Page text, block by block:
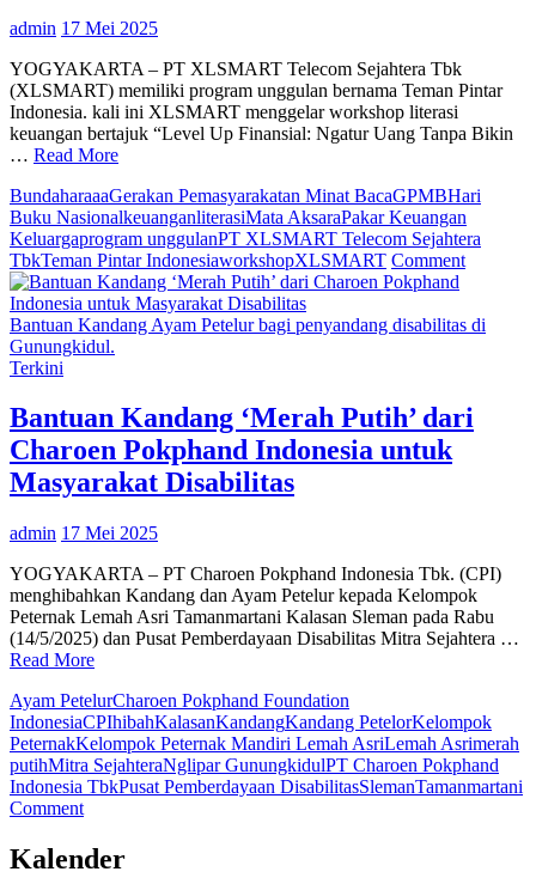
admin 17 Mei 2025
YOGYAKARTA – PT XLSMART Telecom Sejahtera Tbk
(XLSMART) memiliki program unggulan bernama Teman Pintar
Indonesia. kali ini XLSMART menggelar workshop literasi
keuangan bertajuk “Level Up Finansial: Ngatur Uang Tanpa Bikin
… Read More
BundaharaaaGerakan Pemasyarakatan Minat BacaGPMBHari
Buku NasionalkeuanganliterasiMata AksaraPakar Keuangan
Keluargaprogram unggulanPT XLSMART Telecom Sejahtera
TbkTeman Pintar IndonesiaworkshopXLSMART Commenton
Buku
Literasi
Bantuan Kandang Ayam Petelur bagi penyandang disabilitas di
Gunungkidul.
Terkini
Bantuan Kandang ‘Merah Putih’ dari
Charoen Pokphand Indonesia untuk
Masyarakat Disabilitas
admin 17 Mei 2025
YOGYAKARTA – PT Charoen Pokphand Indonesia Tbk. (CPI)
menghibahkan Kandang dan Ayam Petelur kepada Kelompok
Peternak Lemah Asri Tamanmartani Kalasan Sleman pada Rabu
(14/5/2025) dan Pusat Pemberdayaan Disabilitas Mitra Sejahtera …
Read More
Ayam PetelurCharoen Pokphand Foundation
IndonesiaCPIhibahKalasanKandangKandang PetelorKelompok
PeternakKelompok Peternak Mandiri Lemah AsriLemah Asrimerah
putihMitra SejahteraNglipar GunungkidulPT Charoen Pokphand
Indonesia TbkPusat Pemberdayaan DisabilitasSlemanTamanmartani
Commenton
Kandang
‘Merah
Kalender